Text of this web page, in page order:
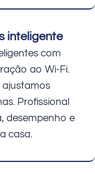
inteligente
com
ao Wi-Fi.
Profissional
desempenho e
casa.